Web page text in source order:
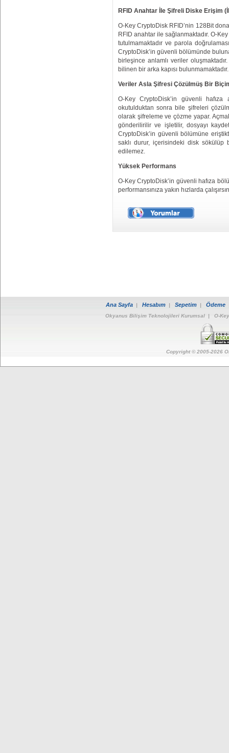
RFID Anahtar İle Şifreli Diske Erişim
O-Key CryptoDisk RFID’nin 128Bit
RFID anahtar ile sağlanmaktadır. O-
tutulmamaktadır ve parola
CryptoDisk’in güvenli bölümünde
birleşince anlamlı veriler
bilinen bir arka kapısı bulunmamaktadır.
Veriler Asla Şifresi Çözülmüş Bir
O-Key CryptoDisk’in güvenli
okutulduktan sonra bile şifreleri
olarak şifreleme ve çözme yapar.
gönderilirilir ve işletilir, dosyayı
CryptoDisk’in güvenli bölümüne
saklı durur, içerisindeki disk sökülüp
edilemez.
Yüksek Performans
O-Key CryptoDisk’in güvenli hafıza
performansınıza yakın hızlarda
Ana Sayfa | Hesabım | Sepetim | Ödeme
Okyanus Bilişim Teknolojileri Kurumsal | O-
Copyright © 2005-2026